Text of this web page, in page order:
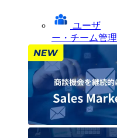
ユーザ
ー・チーム管理